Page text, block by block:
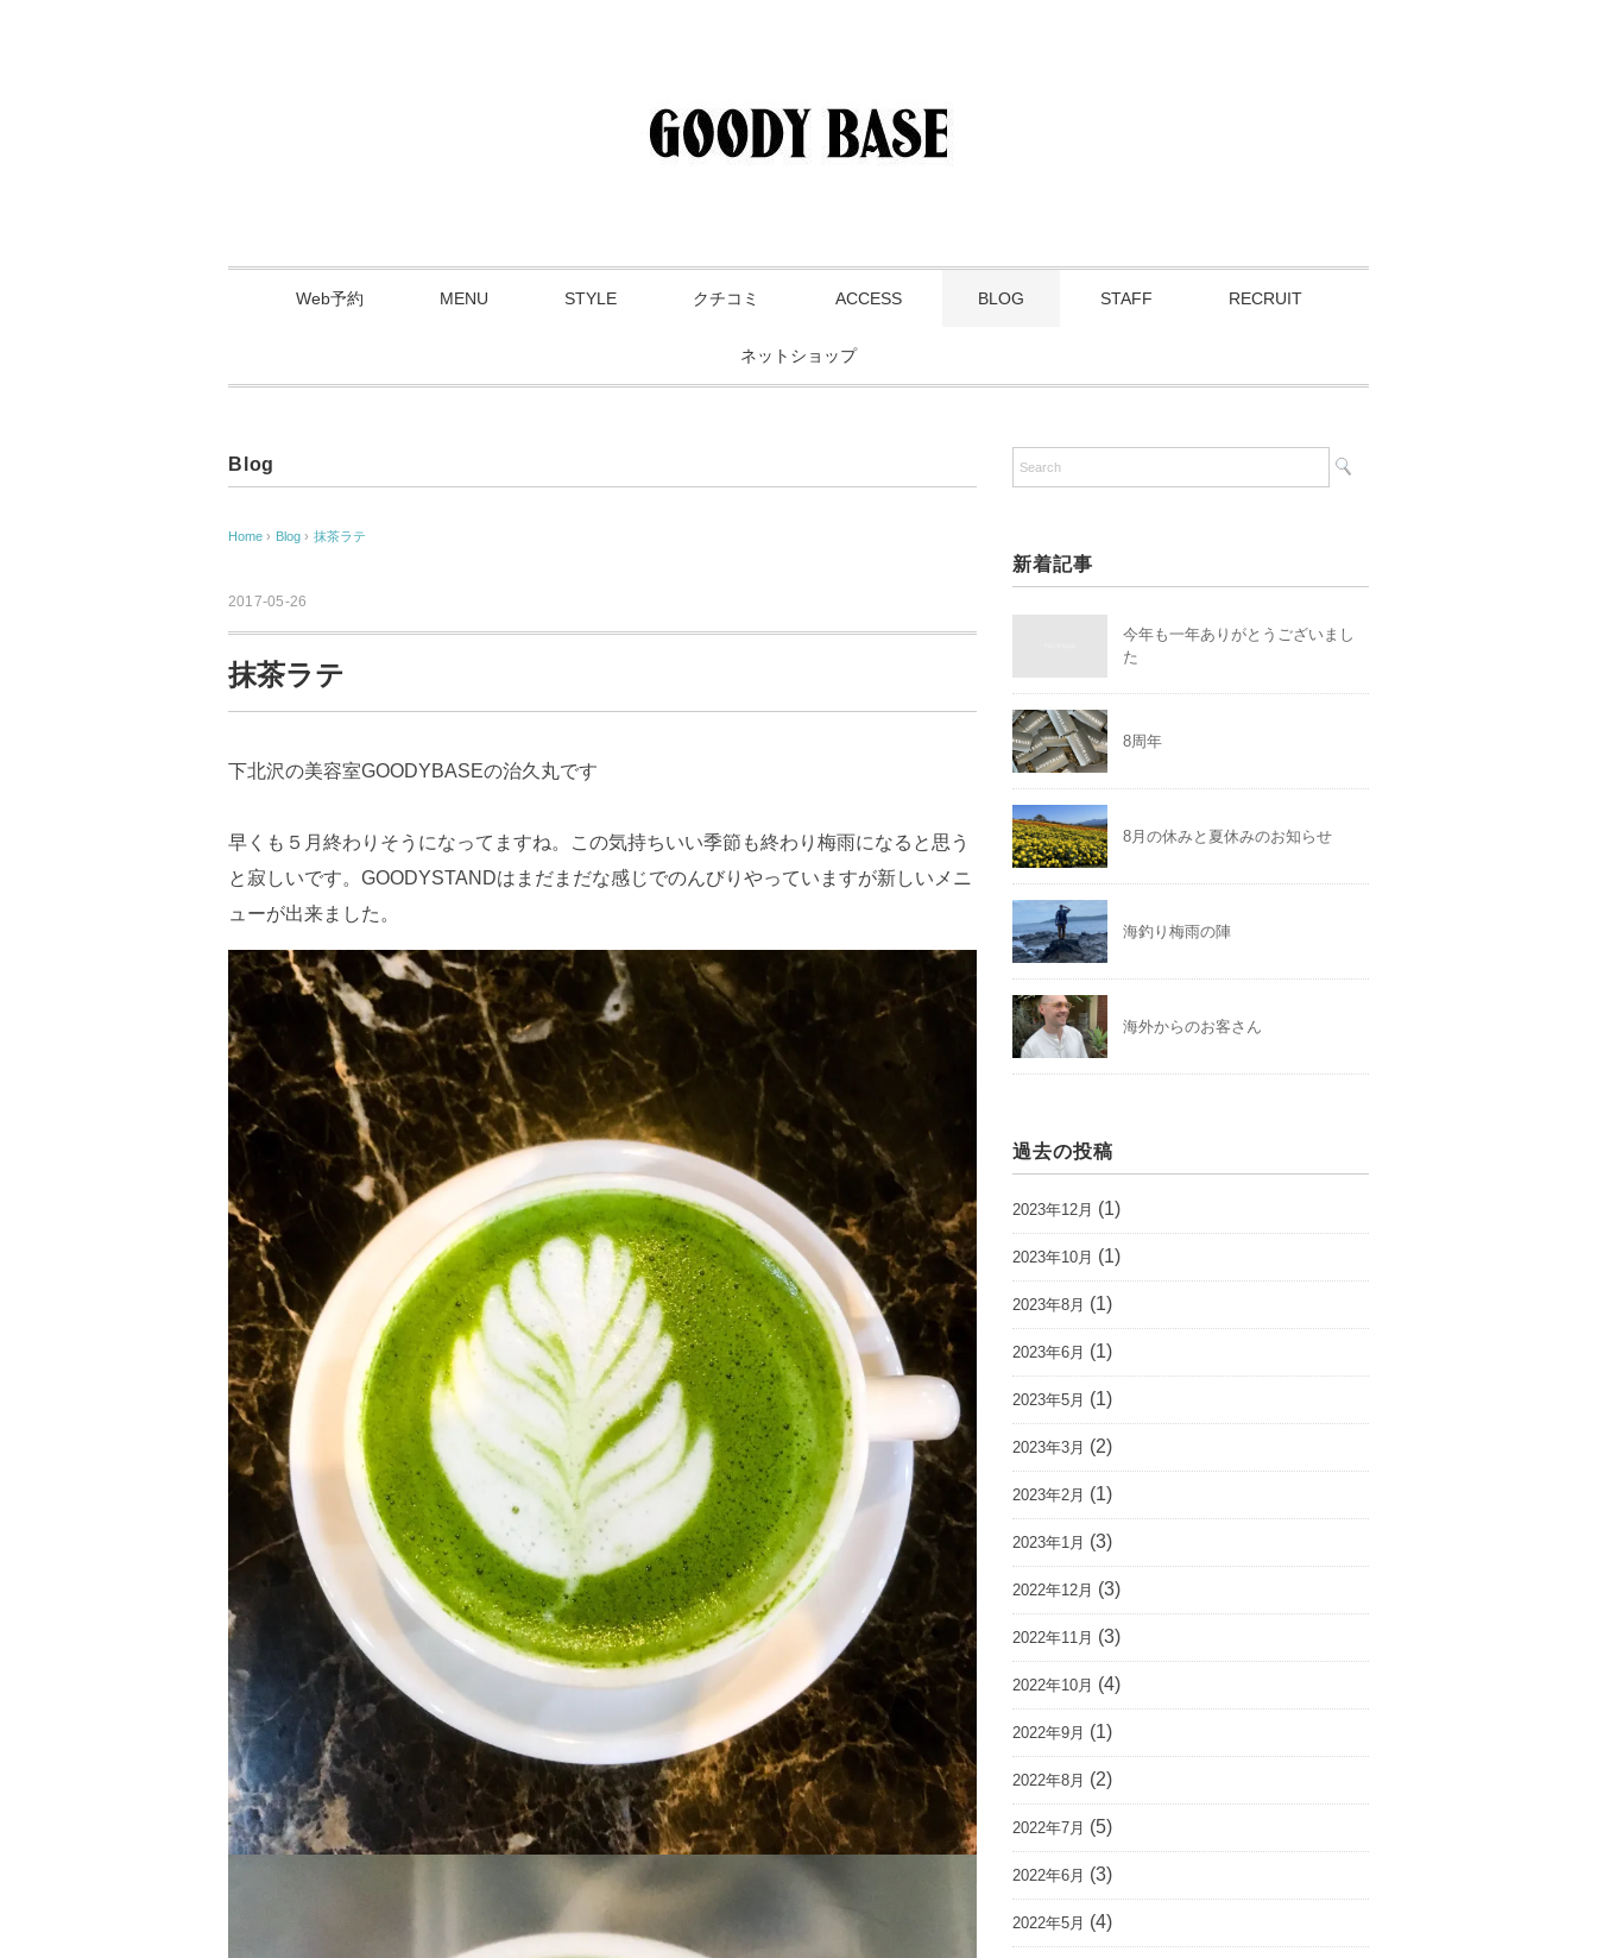
Web予約 MENU STYLE クチコミ ACCESS BLOG STAFF RECRUIT
ネットショップ
Blog
Home › Blog › 抹茶ラテ
2017-05-26
抹茶ラテ
下北沢の美容室GOODYBASEの治久丸です
早くも５月終わりそうになってますね。この気持ちいい季節も終わり梅雨になると思う
と寂しいです。GOODYSTANDはまだまだな感じでのんびりやっていますが新しいメニ
ューが出来ました。
新着記事
今年も一年ありがとうございまし
た
8周年
8月の休みと夏休みのお知らせ
海釣り梅雨の陣
海外からのお客さん
過去の投稿
2023年12月 (1)
2023年10月 (1)
2023年8月 (1)
2023年6月 (1)
2023年5月 (1)
2023年3月 (2)
2023年2月 (1)
2023年1月 (3)
2022年12月 (3)
2022年11月 (3)
2022年10月 (4)
2022年9月 (1)
2022年8月 (2)
2022年7月 (5)
2022年6月 (3)
2022年5月 (4)